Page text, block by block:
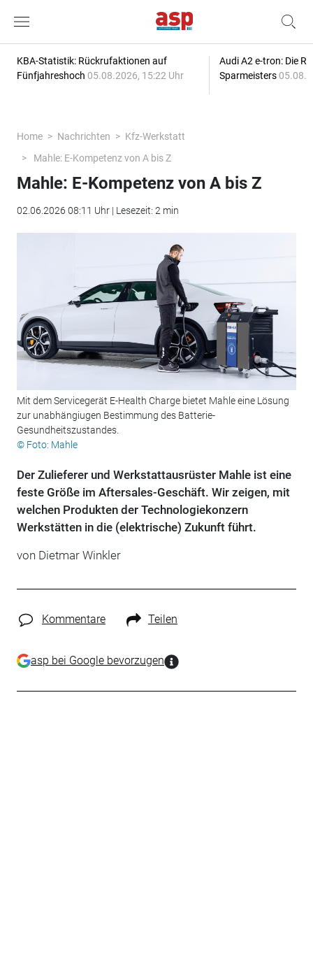
KBA-Statistik: Rückrufaktionen auf
Fünfjahreshoch 05.08.2026, 15:22 Uhr
Audi A2 e-tron: Die
Sparmeisters
Home Nachrichten
Kfz-Werkstatt
Mahle: E-Kompetenz von A bis Z
Mahle: E-Kompetenz von A bis Z
02.06.2026 08:11 Uhr | Lesezeit: 2 min
Mit dem Servicegerät E-Health Charge bietet Mahle eine Lösung
zur unabhängiugen Bestimmung des Batterie-
Gesundheitszustandes.
© Foto: Mahle
Der Zulieferer und Werkstattausrüster Mahle ist eine
feste Größe im Aftersales-Geschäft. Wir zeigen, mit
welchen Produkten der Technologiekonzern
Werkstätten in die (elektrische) Zukunft führt.
von Dietmar Winkler
Kommentare Teilen
asp bei Google bevorzugen